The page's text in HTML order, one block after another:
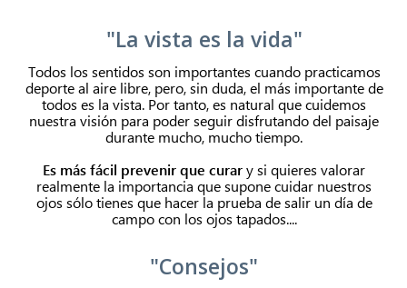
"La vista es la vida"
Todos los sentidos son importantes cuando practicamos
deporte al aire libre, pero, sin duda, el más importante de
todos es la vista. Por tanto, es natural que cuidemos
nuestra visión para poder seguir disfrutando del paisaje
durante mucho, mucho tiempo.
Es más fácil prevenir que curary si quieres valorar
realmente la importancia que supone cuidar nuestros
ojos sólo tienes que hacer la prueba de salir un día de
campo con los ojos tapados....
"Consejos"